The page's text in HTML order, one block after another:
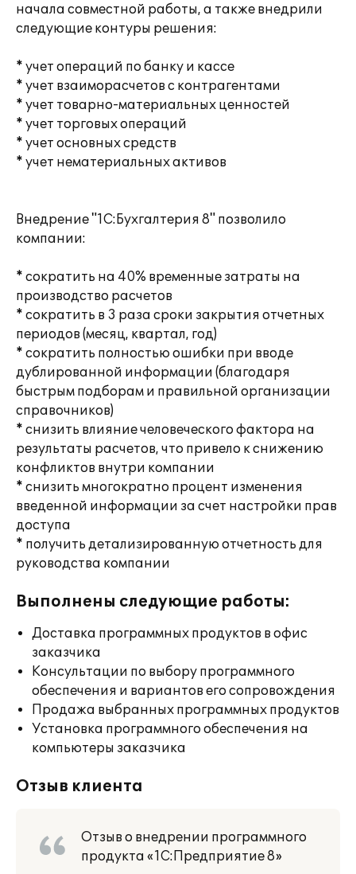
начала совместной работы, а также внедрили
следующие контуры решения:
* учет операций по банку и кассе
* учет взаиморасчетов с контрагентами
* учет товарно-материальных ценностей
* учет торговых операций
* учет основных средств
* учет нематериальных активов
Внедрение "1С:Бухгалтерия 8" позволило
компании:
* сократить на 40% временные затраты на
производство расчетов
* сократить в 3 раза сроки закрытия отчетных
периодов (месяц, квартал, год)
* сократить полностью ошибки при вводе
дублированной информации (благодаря
быстрым подборам и правильной организации
справочников)
* снизить влияние человеческого фактора на
результаты расчетов, что привело к снижению
конфликтов внутри компании
* снизить многократно процент изменения
введенной информации за счет настройки прав
доступа
* получить детализированную отчетность для
руководства компании
Выполнены следующие работы:
Доставка программных продуктов в офис
заказчика
Консультации по выбору программного
обеспечения и вариантов его сопровождения
Продажа выбранных программных продуктов
Установка программного обеспечения на
компьютеры заказчика
Отзыв клиента
Отзыв о внедрении программного
продукта «1С:Предприятие 8»